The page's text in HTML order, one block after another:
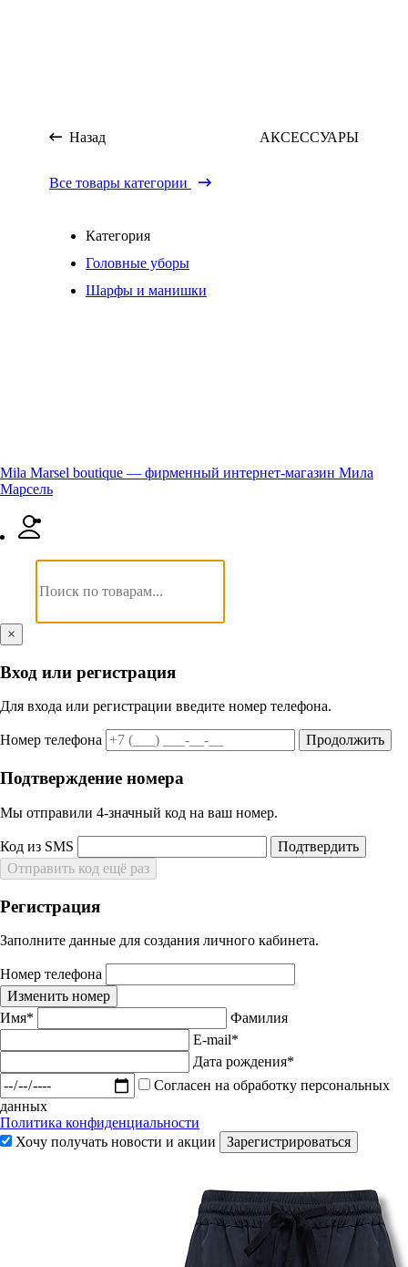
Назад АКСЕССУАРЫ
Все товары категории
Категория
Головные уборы
Шарфы и манишки
Mila Marsel boutique — фирменный интернет-магазин Мила
Марсель
×
Вход или регистрация
Для входа или регистрации введите номер телефона.
Номер телефона Продолжить
Подтверждение номера
Мы отправили 4‑значный код на ваш номер.
Код из SMS
Подтвердить
Отправить код ещё раз
Регистрация
Заполните данные для создания личного кабинета.
Номер телефона
Изменить номер
Имя*
Фамилия
E-mail*
Дата рождения*
Согласен на обработку персональных
данных
Политика конфиденциальности
Хочу получать новости и акции
Зарегистрироваться